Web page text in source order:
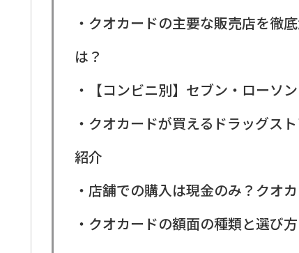
・クオカードの主要な販売店を徹
は？
・【コンビニ別】セブン・ローソ
・クオカードが買えるドラッグス
紹介
・店舗での購入は現金のみ？クオ
・クオカードの額面の種類と選び